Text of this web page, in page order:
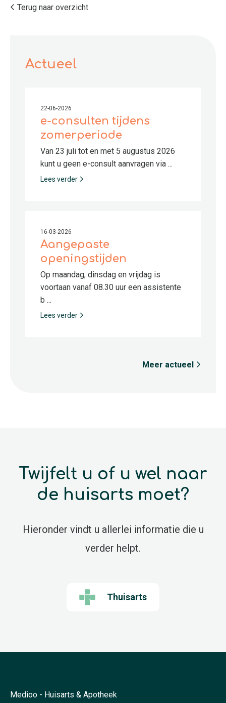
Terug naar overzicht
Actueel
22-06-2026
e-consulten tijdens
zomerperiode
Van 23 juli tot en met 5 augustus 2026
kunt u geen e-consult aanvragen via ...
Lees verder
16-03-2026
Aangepaste
openingstijden
Op maandag, dinsdag en vrijdag is
voortaan vanaf 08.30 uur een assistente
b ...
Lees verder
Meer actueel
Twijfelt u of u wel naar
de huisarts moet?
Hieronder vindt u allerlei informatie die u
verder helpt.
Thuisarts
Medioo - Huisarts & Apotheek